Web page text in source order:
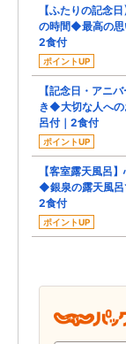
【ふたりの記念
の時間◆最高の思
2食付
ポイントUP
【記念日・アニ
き◆大切な人へ
呂付｜2食付
ポイントUP
【客室露天風呂
◆銀泉の露天風呂
2食付
ポイントUP